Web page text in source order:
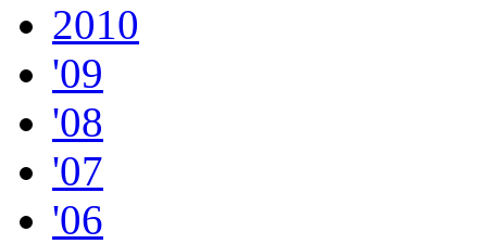
2010
'09
'08
'07
'06